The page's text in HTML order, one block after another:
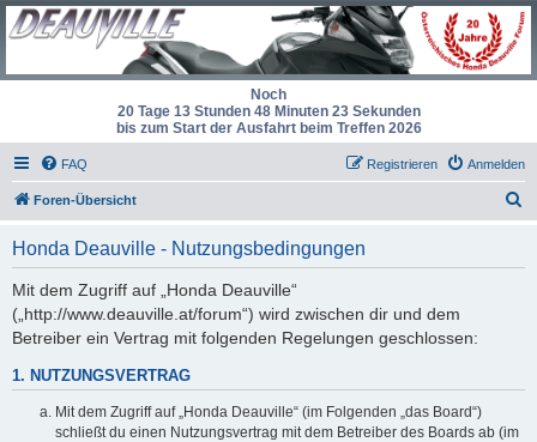
Noch
20 Tage 13 Stunden 48 Minuten 22 Sekunden
bis zum Start der Ausfahrt beim Treffen 2026
FAQ Anmelden
Registrieren
Foren-Übersicht
Honda Deauville - Nutzungsbedingungen
Mit dem Zugriff auf „Honda Deauville“
(„http://www.deauville.at/forum“) wird zwischen dir und dem
Betreiber ein Vertrag mit folgenden Regelungen geschlossen:
1. NUTZUNGSVERTRAG
Mit dem Zugriff auf „Honda Deauville“ (im Folgenden „das Board“)
schließt du einen Nutzungsvertrag mit dem Betreiber des Boards ab (im